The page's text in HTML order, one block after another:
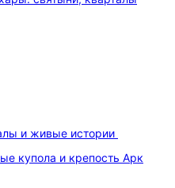
и живые истории
купола и крепость Арк